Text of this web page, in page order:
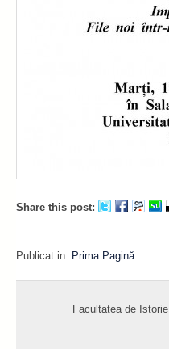
Share this post:
Publicat in: Prima Pagină
Facultatea de Istorie